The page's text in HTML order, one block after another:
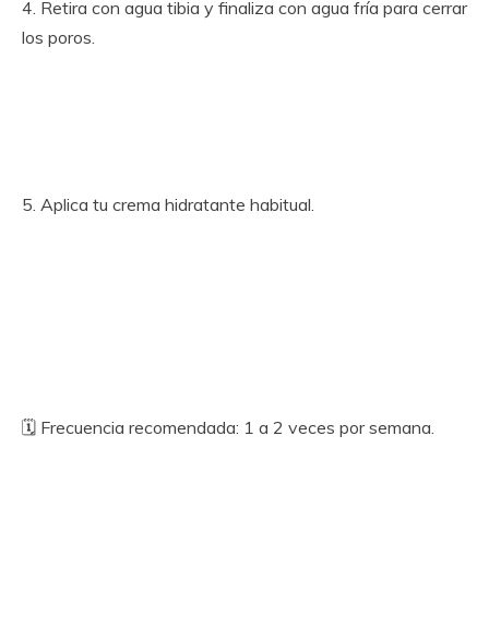
4. Retira con agua tibia y finaliza con agua fría para cerrar
los poros.
5. Aplica tu crema hidratante habitual.
🗓 Frecuencia recomendada: 1 a 2 veces por semana.